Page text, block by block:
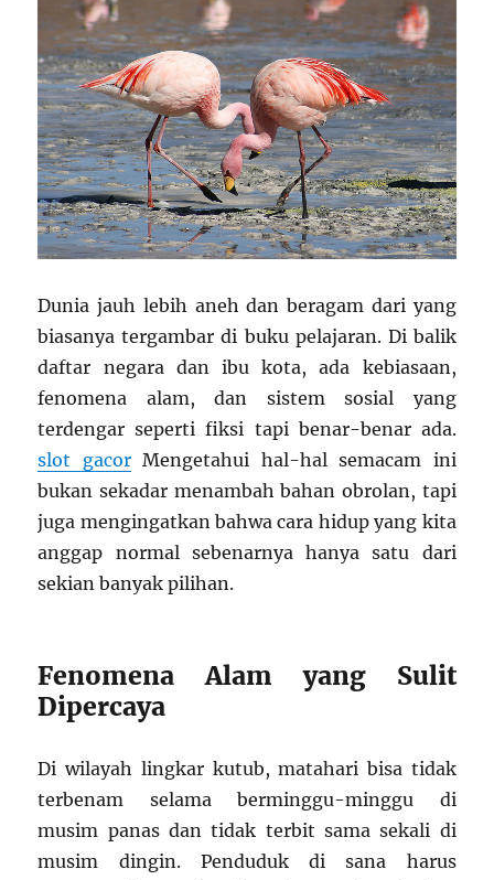
Dunia jauh lebih aneh dan beragam dari yang
biasanya tergambar di buku pelajaran. Di balik
daftar negara dan ibu kota, ada kebiasaan,
fenomena alam, dan sistem sosial yang
terdengar seperti fiksi tapi benar-benar ada.
slot gacorMengetahui hal-hal semacam ini
bukan sekadar menambah bahan obrolan, tapi
juga mengingatkan bahwa cara hidup yang kita
anggap normal sebenarnya hanya satu dari
sekian banyak pilihan.
Fenomena Alam yang Sulit
Dipercaya
Di wilayah lingkar kutub, matahari bisa tidak
terbenam selama berminggu-minggu di
musim panas dan tidak terbit sama sekali di
musim dingin. Penduduk di sana harus